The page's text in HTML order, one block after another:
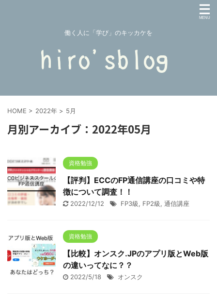
働く人に「学び」のキッカケを
HOME > 2022年 > 5月
月別アーカイブ：2022年05月
資格勉強
【評判】ECCのFP通信講座の口コミや特
徴について調査！！
2022/12/12 FP3級, FP2級, 通信講座
資格勉強
【比較】オンスク.JPのアプリ版とWeb版
の違いってなに？？
2022/5/18 オンスク